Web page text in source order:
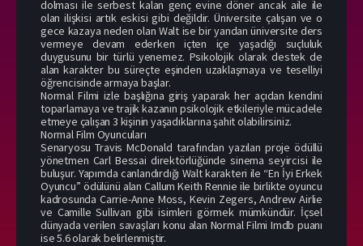
dolması ile serbest kalan genç evine döner ancak aile ile
olan ilişkisi artık eskisi gibi değildir. Üniversite çalışan ve o
gece kazaya neden olan Walt ise bir yandan üniversite ders
vermeye devam ederken içten içe yaşadığı suçluluk
duygusunu bir türlü yenemez. Psikolojik olarak destek de
alan karakter bu süreçte eşinden uzaklaşmaya ve teselliyi
öğrencisinde armaya başlar.
Normal Filmi izle başlığına giriş yaparak her açıdan kendini
toparlamaya ve trajik kazanın psikolojik etkileriyle mücadele
etmeye çalışan 3 kişinin yaşadıklarına şahit olabilirsiniz.
Normal Film Oyuncuları
Senaryosu Travis McDonald tarafından yazılan proje ödüllü
yönetmen Carl Bessai direktörlüğünde sinema seyircisi ile
buluşur. Yapımda canlandırdığı Walt karakteri ile “En İyi Erkek
Oyuncu” ödülünü alan Callum Keith Rennie ile birlikte oyuncu
kadrosunda Carrie-Anne Moss, Kevin Zegers, Andrew Airlie
ve Camille Sullivan gibi isimleri görmek mümkündür. İçsel
dünyada verilen savaşları konu alan Normal Filmi Imdb puanı
ise 5.6 olarak belirlenmiştir.